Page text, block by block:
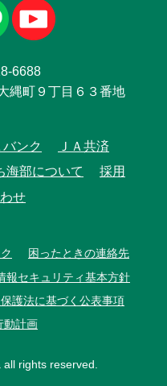
6688
縄町９丁目６３番地
バンク
ＪＡ共済
海部について
採用
せ
困ったときの連絡先
報セキュリティ基本方針
護法に基づく公表事項
動計画
rights reserved.